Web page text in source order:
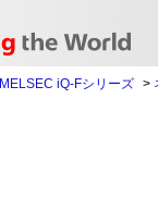
MELSEC iQ-Fシリーズ >